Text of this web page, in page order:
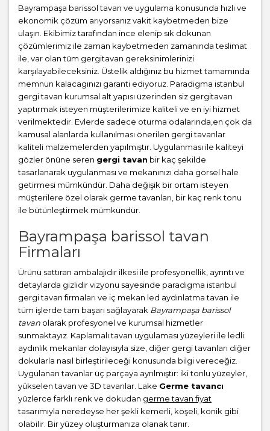
Bayrampaşa barissol tavan ve uygulama konusunda hızlı ve
ekonomik çözüm arıyorsanız vakit kaybetmeden bize
ulaşın. Ekibimiz tarafından ince elenip sık dokunan
çözümlerimiz ile zaman kaybetmeden zamanında teslimat
ile, var olan tüm gergitavan gereksinimlerinizi
karşılayabileceksiniz. Üstelik aldığınız bu hizmet tamamında
memnun kalacagınızı garanti ediyoruz. Paradigma istanbul
gergi tavan kurumsal alt yapısı üzerinden siz gergitavan
yaptırmak isteyen müşterilerimize kaliteli ve en iyi hizmet
verilmektedir. Evlerde sadece oturma odalarında,en çok da
kamusal alanlarda kullanılması önerilen gergi tavanlar
kaliteli malzemelerden yapılmıştır. Uygulanması ile kaliteyi
gözler önüne seren gergi tavan bir kaç şekilde
tasarlanarak uygulanması ve mekanınızı daha görsel hale
getirmesi mümkündür. Daha değişik bir ortam isteyen
müşterilere özel olarak germe tavanları, bir kaç renk tonu
ile bütünleştirmek mümkündür.
Bayrampaşa barissol tavan
Firmaları
Ürünü sattıran ambalajıdır ilkesi ile profesyonellik, ayrıntı ve
detaylarda gizlidir vizyonu sayesinde paradigma istanbul
gergi tavan firmaları ve iç mekan led aydınlatma tavan ile
tüm işlerde tam başarı sağlayarak Bayrampaşa barissol
tavan olarak profesyonel ve kurumsal hizmetler
sunmaktayız. Kaplamalı tavan uygulaması yüzeyleri ile ledli
aydınlık mekanlar dolayısıyla size, diğer gergi tavanları diğer
dokularla nasıl birleştirileceği konusunda bilgi vereceğiz.
Uygulanan tavanlar üç parçaya ayrılmıştır: iki tonlu yüzeyler,
yükselen tavan ve 3D tavanlar. Lake Germe tavancı
yüzlerce farklı renk ve dokudan germe tavan fiyat
tasarımıyla neredeyse her şekli kemerli, köşeli, konik gibi
olabilir. Bir yüzey oluşturmanıza olanak tanır.